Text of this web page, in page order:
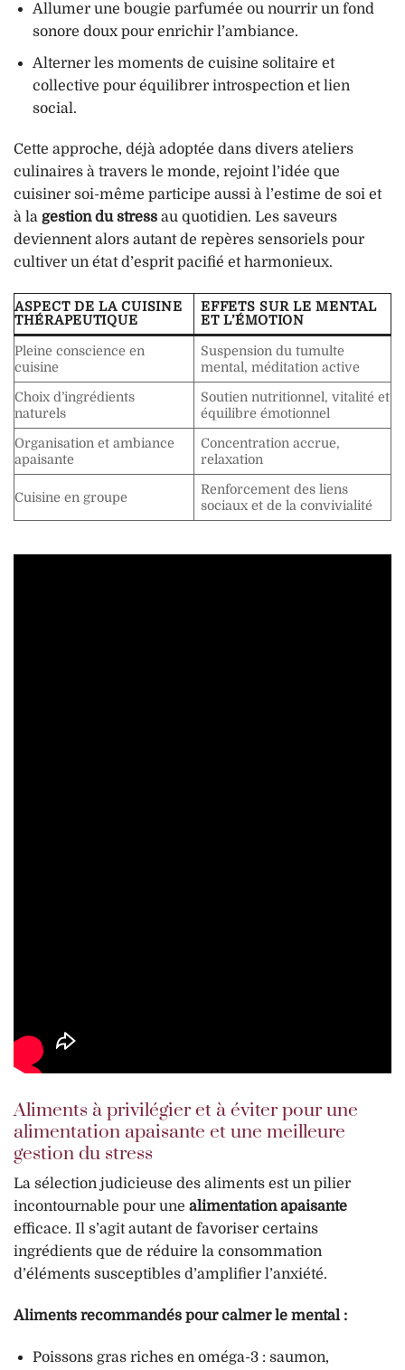
Allumer une bougie parfumée ou nourrir un fond
sonore doux pour enrichir l’ambiance.
Alterner les moments de cuisine solitaire et
collective pour équilibrer introspection et lien
social.
Cette approche, déjà adoptée dans divers ateliers
culinaires à travers le monde, rejoint l’idée que
cuisiner soi-même participe aussi à l’estime de soi et
à la gestion du stress au quotidien. Les saveurs
deviennent alors autant de repères sensoriels pour
cultiver un état d’esprit pacifié et harmonieux.
ASPECT DE LA CUISINE
THÉRAPEUTIQUE
EFFETS SUR LE MENTAL
ET L’ÉMOTION
Pleine conscience en
cuisine
Suspension du tumulte
mental, méditation active
Choix d’ingrédients
naturels
Soutien nutritionnel, vitalité et
équilibre émotionnel
Organisation et ambiance
apaisante
Concentration accrue,
relaxation
Cuisine en groupe
Renforcement des liens
sociaux et de la convivialité
Aliments à privilégier et à éviter pour une
alimentation apaisante et une meilleure
gestion du stress
La sélection judicieuse des aliments est un pilier
incontournable pour une alimentation apaisante
efficace. Il s’agit autant de favoriser certains
ingrédients que de réduire la consommation
d’éléments susceptibles d’amplifier l’anxiété.
Aliments recommandés pour calmer le mental :
Poissons gras riches en oméga-3 : saumon,